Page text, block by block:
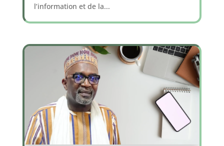
l’information et de la...